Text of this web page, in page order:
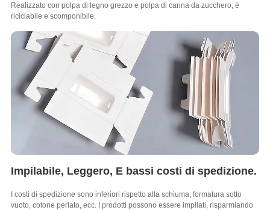
Realizzato con polpa di legno grezzo e polpa di canna da zucchero, è
riciclabile e scomponibile.
Impilabile, Leggero, E bassi costi di spedizione.
I costi di spedizione sono inferiori rispetto alla schiuma, formatura sotto
vuoto, cotone perlato, ecc. I prodotti possono essere impilati, risparmiando